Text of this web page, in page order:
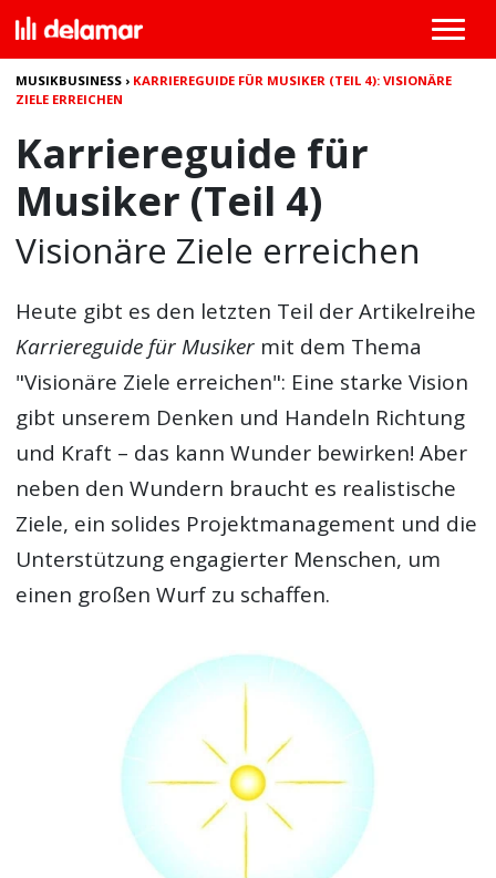
MUSIKBUSINESS › KARRIEREGUIDE FÜR MUSIKER (TEIL 4): VISIONÄRE
ZIELE ERREICHEN
Karriereguide für
Musiker (Teil 4)
Visionäre Ziele erreichen
Heute gibt es den letzten Teil der Artikelreihe
Karriereguide für Musiker mit dem Thema
"Visionäre Ziele erreichen": Eine starke Vision
gibt unserem Denken und Handeln Richtung
und Kraft – das kann Wunder bewirken! Aber
neben den Wundern braucht es realistische
Ziele, ein solides Projektmanagement und die
Unterstützung engagierter Menschen, um
einen großen Wurf zu schaffen.